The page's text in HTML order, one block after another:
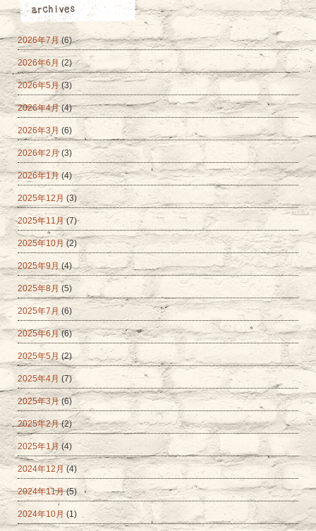
2026年7月(6)
2026年6月 (2)
2026年5月(3)
2026年4月(4)
2026年3月 (6)
2026年2月 (3)
2026年1月(4)
2025年12月 (3)
2025年11月 (7)
2025年10月(2)
2025年9月(4)
2025年8月 (5)
2025年7月 (6)
2025年6月 (6)
2025年5月(2)
2025年4月 (7)
2025年3月(6)
2025年2月(2)
2025年1月(4)
2024年12月 (4)
2024年11月(5)
2024年10月 (1)